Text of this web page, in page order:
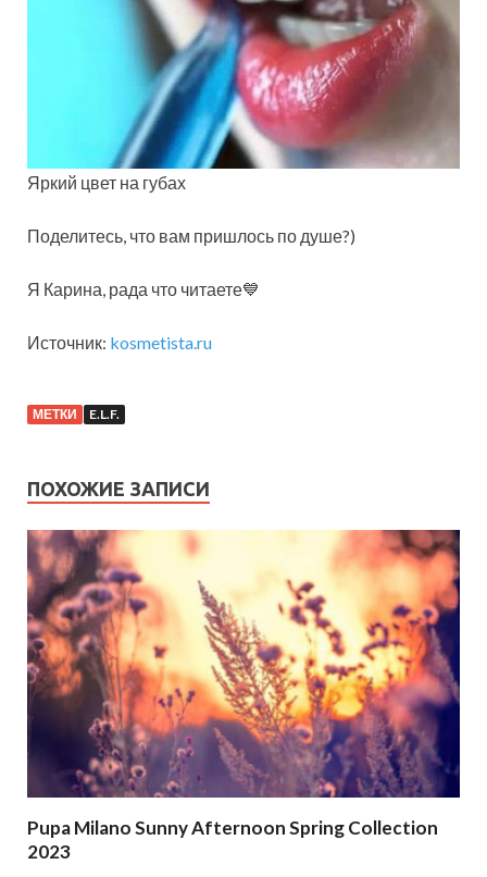
Яркий цвет на губах
Поделитесь, что вам пришлось по душе?)
Я Карина, рада что читаете💙
Источник: kosmetista.ru
МЕТКИ E.L.F.
ПОХОЖИЕ ЗАПИСИ
Pupa Milano Sunny Afternoon Spring Collection
2023